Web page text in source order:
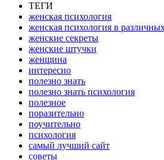
ТЕГИ
женская психология
женская психология в
женские секреты
женские штучки
женщина
интересно
полезно знать
полезно знать психология
полезное
поразительно
поучительно
психология
самый лучший сайт
советы